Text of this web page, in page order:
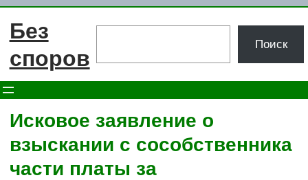
Перейти
Без
споров
Поиск
Исковое заявление о
взыскании с сособственника
части платы за